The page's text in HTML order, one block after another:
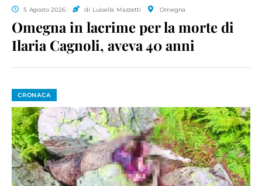
5 Agosto 2026 di Luisella Mazzetti Omegna
Omegna in lacrime per la morte di
Ilaria Cagnoli, aveva 40 anni
CRONACA